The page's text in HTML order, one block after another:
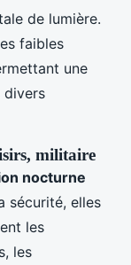
de lumière.
faibles
une
divers
militaire
nocturne
sécurité, elles
les
les